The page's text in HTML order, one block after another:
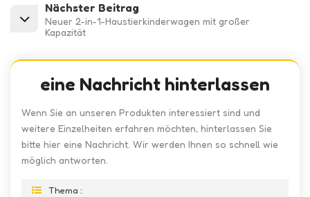
Nächster Beitrag
Neuer 2-in-1-Haustierkinderwagen mit großer
Kapazität
eine Nachricht hinterlassen
Wenn Sie an unseren Produkten interessiert sind und
weitere Einzelheiten erfahren möchten, hinterlassen Sie
bitte hier eine Nachricht. Wir werden Ihnen so schnell wie
möglich antworten.
Thema :